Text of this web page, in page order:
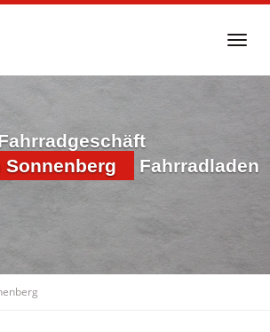
Sonnenberg
Fahrradladen